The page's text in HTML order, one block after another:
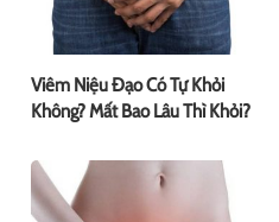
Viêm Niệu Đạo Có Tự Khỏi
Không? Mất Bao Lâu Thì Khỏi?